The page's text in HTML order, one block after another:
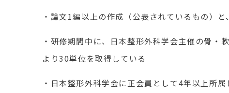
・論文1編以上の作成（公表されているもの）
・研修期間中に、日本整形外科学会主催の骨
より30単位を取得している
・日本整形外科学会に正会員として4年以上所属